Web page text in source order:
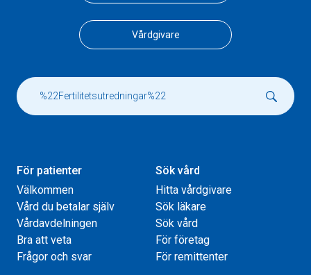
Vårdgivare
För patienter
Välkommen
Vård du betalar själv
Vårdavdelningen
Bra att veta
Frågor och svar
Sök vård
Hitta vårdgivare
Sök läkare
Sök vård
För företag
För remittenter